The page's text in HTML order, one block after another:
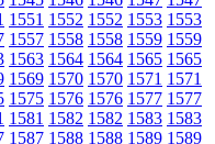
1551 1552 1552 1553 1553
1557 1558 1558 1559 1559
1563 1564 1564 1565 1565
1569 1570 1570 1571 1571
1575 1576 1576 1577 1577
1581 1582 1582 1583 1583
1587 1588 1588 1589 1589